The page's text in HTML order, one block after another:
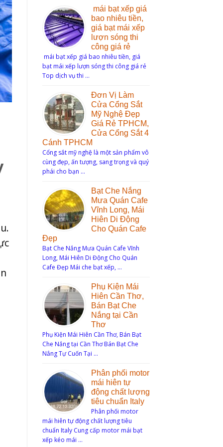
mái bạt xếp giá
bao nhiêu tiền,
giá bạt mái xếp
lượn sóng thi
công giá rẻ
mái bạt xếp giá bao nhiêu tiền, giá
bạt mái xếp lượn sóng thi công giá rẻ
Top dịch vụ thi …
Đơn Vị Làm
Cửa Cổng Sắt
Mỹ Nghệ Đẹp
Giá Rẻ TPHCM,
Cửa Cổng Sắt 4
Cánh TPHCM
Cổng sắt mỹ nghệ là một sản phẩm vô
cùng đẹp, ấn tượng, sang trọng và quý
phái cho bạn …
Bạt Che Nắng
Mưa Quán Cafe
Vĩnh Long, Mái
Hiên Di Động
Cho Quán Cafe
Đẹp
Bạt Che Nắng Mưa Quán Cafe Vĩnh
Long, Mái Hiên Di Động Cho Quán
Cafe Đẹp Mái che bạt xếp, …
Phụ Kiện Mái
Hiên Cần Thơ,
Bán Bạt Che
Nắng tại Cần
Thơ
Phụ Kiện Mái Hiên Cần Thơ, Bán Bạt
Che Nắng tại Cần Thơ Bán Bạt Che
Nắng Tự Cuốn Tại …
Phân phối motor
mái hiên tự
động chất lượng
tiêu chuẩn Italy
Phân phối motor
mái hiên tự động chất lượng tiêu
chuẩn Italy Cung cấp motor mái bạt
xếp kéo mái …